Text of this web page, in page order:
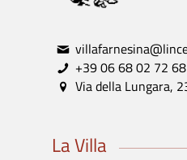
+39 06 68 02 72 68
Via della Lungara,
La Villa